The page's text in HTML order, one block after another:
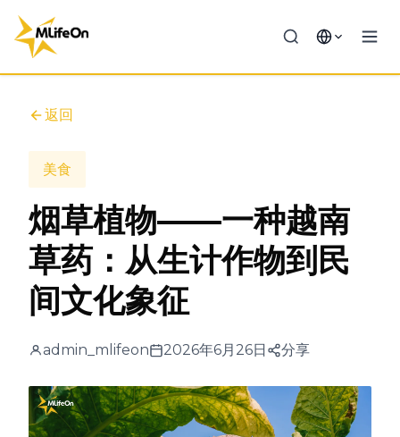
返回
美食
烟草植物——一种越南
草药：从生计作物到民
间文化象征
admin_mlifeon 2026年6月26日 分享